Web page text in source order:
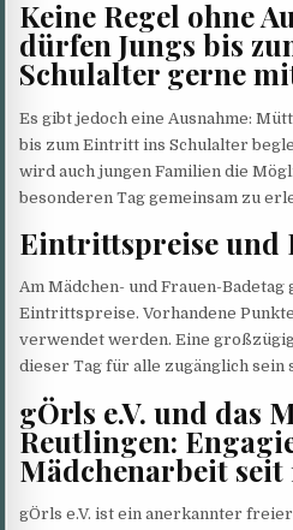
Keine Regel ohne
dürfen Jungs bis
Schulalter gerne
Es gibt jedoch eine Ausnahme:
bis zum Eintritt ins Schulalter
wird auch jungen Familien die
besonderen Tag gemeinsam zu
Eintrittspreise und
Am Mädchen- und Frauen-
Eintrittspreise. Vorhandene
verwendet werden. Eine
dieser Tag für alle zugänglich sein
gÖrls e.V. und das
Reutlingen:
Mädchenarbeit seit
gÖrls e.V. ist ein anerkannter